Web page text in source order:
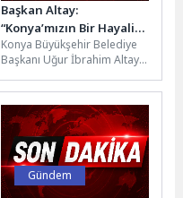
Başkan Altay:
“Konya’mızın Bir Hayali
Daha Gerçekleşiyor. Ağır
Bakım’da Büyük Taşınma
Başladı”
Konya Büyükşehir Belediye
Başkanı Uğur İbrahim Altay,
olarak bilinen alanda
yürütülen dönüşüm...
Gündem